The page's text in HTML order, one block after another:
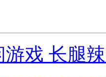
游戏 长腿